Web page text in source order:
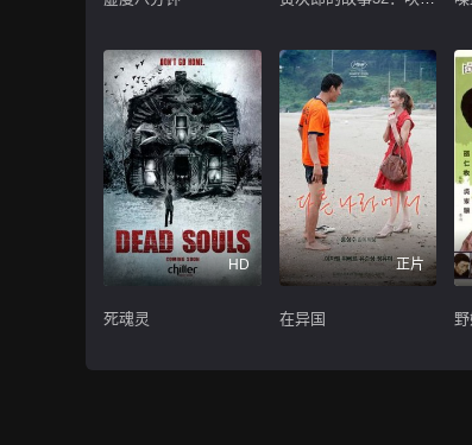
HD
死魂灵
正片
在异国